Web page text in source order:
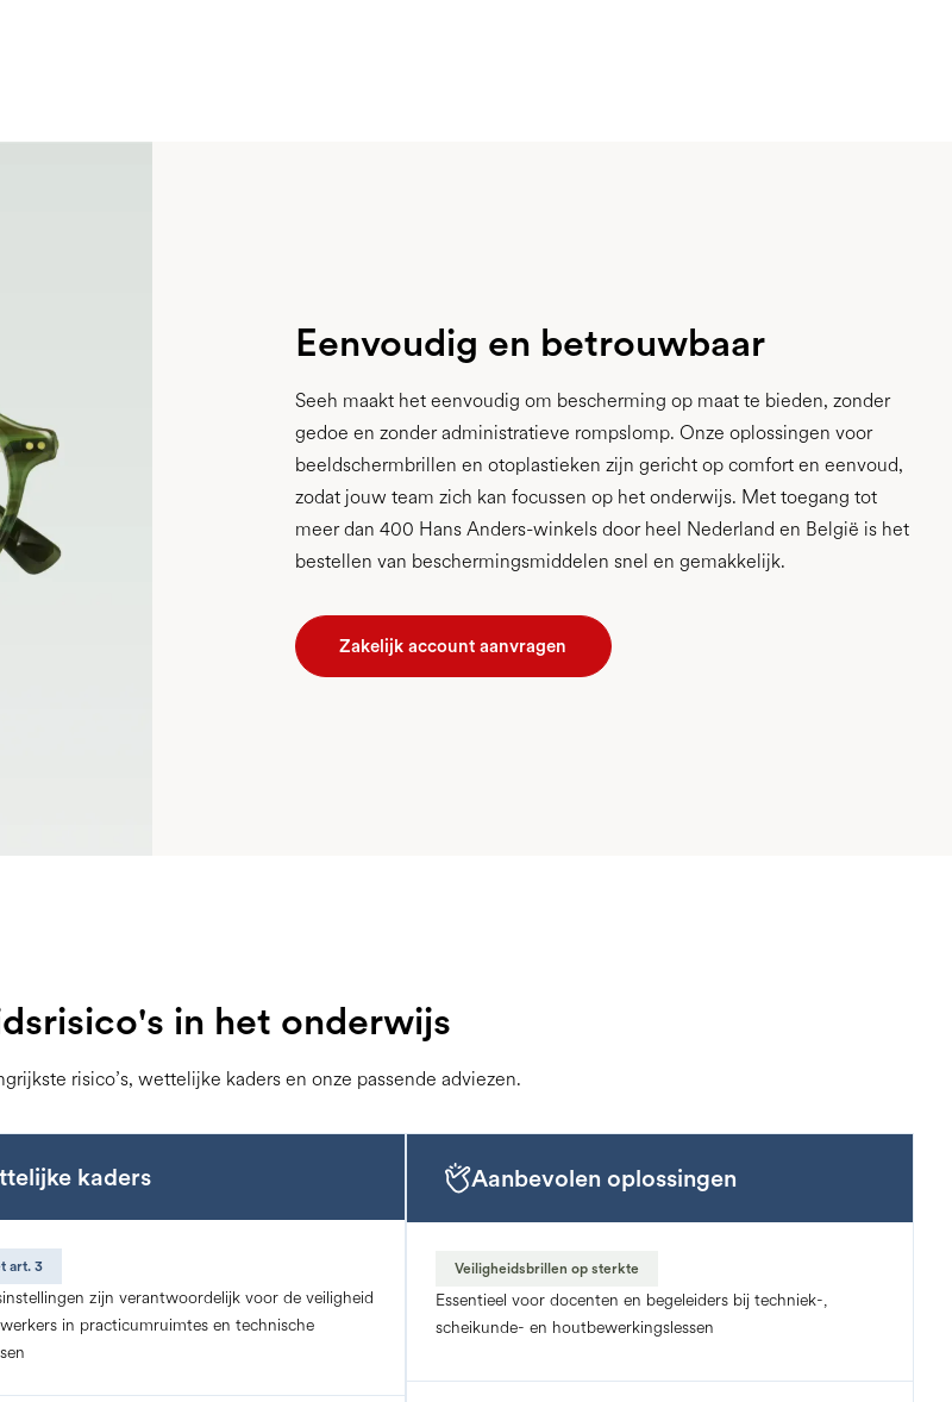
Eenvoudig en betrouwbaar
Seeh maakt het eenvoudig om bescherming op maat te bieden, zonder
gedoe en zonder administratieve rompslomp. Onze oplossingen voor
beeldschermbrillen en otoplastieken zijn gericht op comfort en eenvoud,
zodat jouw team zich kan focussen op het onderwijs. Met toegang tot
meer dan 400 Hans Anders-winkels door heel Nederland en België is het
bestellen van beschermingsmiddelen snel en gemakkelijk.
Zakelijk account aanvragen
in het onderwijs
risico’s, wettelijke kaders en onze passende adviezen.
kaders
art. 3
zijn verantwoordelijk voor de veiligheid
in practicumruimtes en technische
Aanbevolen oplossingen
Veiligheidsbrillen op sterkte
Essentieel voor docenten en begeleiders bij techniek-,
scheikunde- en houtbewerkingslessen